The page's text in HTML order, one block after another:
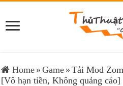
Home » Game » Tải Mod
[Vô hạn tiền, Không quảng cáo]